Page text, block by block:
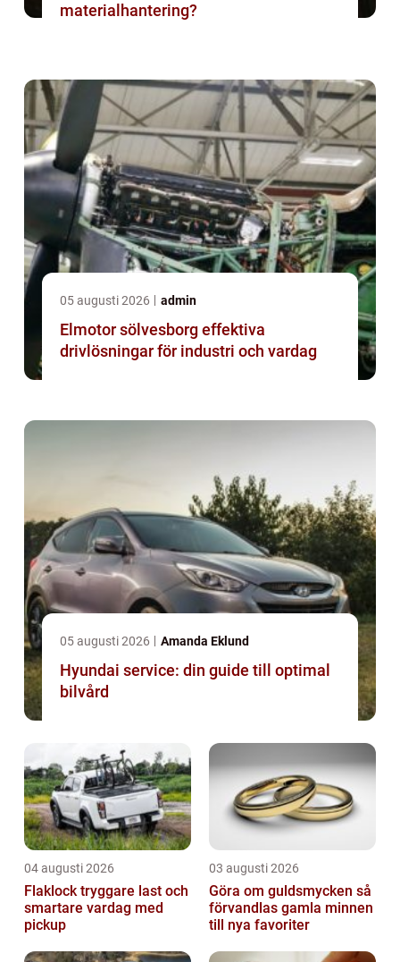
materialhantering?
05 augusti 2026 admin
Elmotor sölvesborg effektiva
drivlösningar för industri och vardag
05 augusti 2026 Amanda Eklund
Hyundai service: din guide till optimal
bilvård
04 augusti 2026
Flaklock tryggare last och
smartare vardag med
pickup
03 augusti 2026
Göra om guldsmycken så
förvandlas gamla minnen
till nya favoriter